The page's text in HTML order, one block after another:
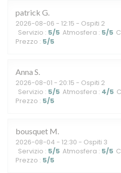
patrick G
2026-08-06 - 12:15 - Ospiti 2
Servizio : 5/5 Atmosfera : 5/5
Prezzo : 5/5
Anna S
2026-08-01 - 20:15 - Ospiti 2
Servizio : 5/5 Atmosfera : 4/5
Prezzo : 5/5
bousquet M
2026-08-04 - 12:30 - Ospiti 3
Servizio : 5/5 Atmosfera : 5/5
Prezzo : 5/5